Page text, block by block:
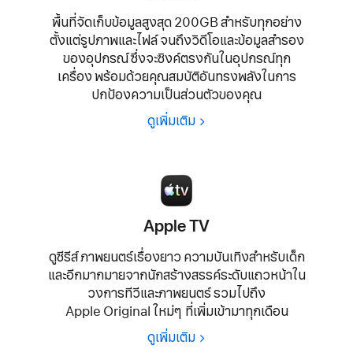
พื้นที่จัดเก็บข้อมูลสูงสุด200GBสำหรับทุกอย่าง
ตั้งแต่รูปภาพและไฟล์จนถึงวิดีโอและข้อมูลสำรอง
ของอุปกรณ์ซึ่งจะซิงค์ตรงกันในอุปกรณ์ทุก
เครื่องพร้อมด้วยคุณสมบัติอันทรงพลังในการ
ปกป้องความเป็นส่วนตัวของคุณ
ดูเพิ่มเติม
Apple TV
ดูซีรีส์ภาพยนตร์เรื่องยาว ความบันเทิงสำหรับเด็ก
และอีกมากมายจากนักสร้างสรรค์ระดับแถวหน้าใน
วงการทีวีและภาพยนตร์รวมไปถึง
Apple Original ใหม่ๆ ที่เพิ่มเข้ามาทุกเดือน
ดูเพิ่มเติม